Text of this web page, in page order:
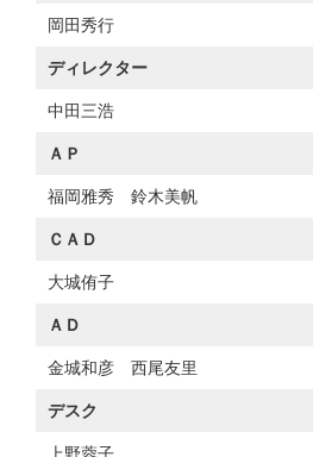
岡田秀行
ディレクター
中田三浩
ＡＰ
福岡雅秀 鈴木美帆
ＣＡＤ
大城侑子
ＡＤ
金城和彦 西尾友里
デスク